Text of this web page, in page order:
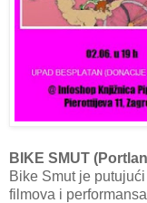
BIKE SMUT
Bike Smut je
filmova i